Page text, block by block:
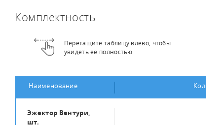
Комплектность
Перетащите таблицу влево, чтобы
увидеть её полностью
Наименование
Эжектор Вентури,
шт.